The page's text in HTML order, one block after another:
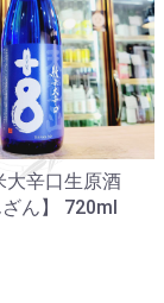
大辛口生原酒
ざん】 720ml